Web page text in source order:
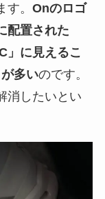
。 Onのロゴ
配置された
」に見えるこ
多いのです。
消したいとい